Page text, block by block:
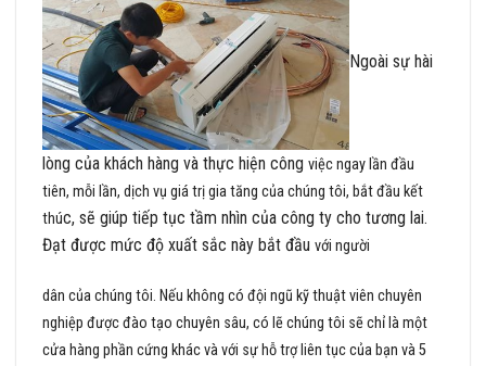
Ngoài sự hài
lòng của khách hàng và thực hiện công việc ngay lần đầu
tiên, mỗi lần, dịch vụ giá trị gia tăng của chúng tôi, bắt đầu kết
thúc, sẽ giúp tiếp tục tầm nhìn của công ty cho tương lai.
Đạt được mức độ xuất sắc này bắt đầu với người
dân của chúng tôi. Nếu không có đội ngũ kỹ thuật viên chuyên
nghiệp được đào tạo chuyên sâu, có lẽ chúng tôi sẽ chỉ là một
cửa hàng phần cứng khác và với sự hỗ trợ liên tục của bạn và 5